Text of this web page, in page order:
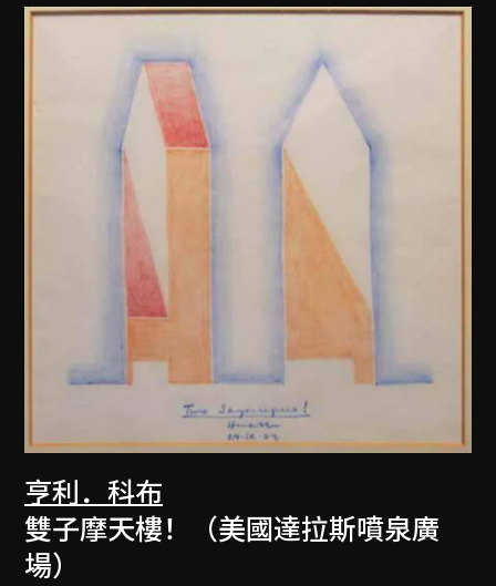
亨利．科布
雙子摩天樓！（美國達拉斯噴泉廣
場）